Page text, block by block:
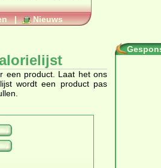
|
Nieuws
een product. Laat het ons
wordt een product pas